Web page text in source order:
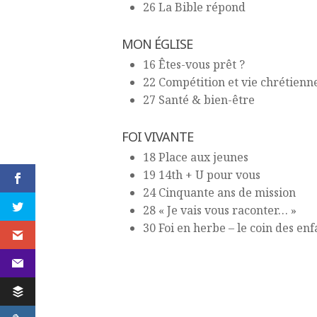
26 La Bible répond
MON ÉGLISE
16 Êtes-vous prêt ?
22 Compétition et vie
27 Santé & bien-être
FOI VIVANTE
18 Place aux jeunes
19 14th + U pour vous
24 Cinquante ans de mission
28 « Je vais vous raconter… »
30 Foi en herbe – le coin des